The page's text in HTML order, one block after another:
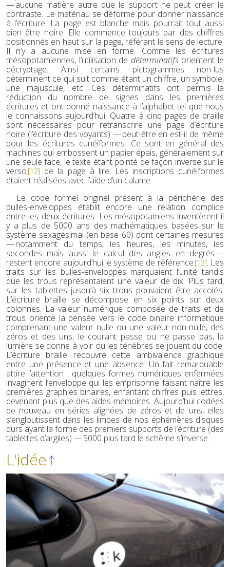
— aucune matière autre que le support ne peut créer le
contraste. Le matériau se déforme pour donner naissance
à l’écriture. La page est blanche mais pourrait tout aussi
bien être noire. Elle commence toujours par des chiffres
positionnés en haut sur la page, référant le sens de lecture.
Il n’y a aucune mise en forme. Comme les écritures
mésopotamiennes, l’utilisation de déterminatifsorientent le
décryptage. Ainsi certains pictogrammes non-lus
déterminent ce qui suit comme étant un chiffre, un symbole,
une majuscule, etc. Ces déterminatifs ont permis la
réduction du nombre de signes dans les premières
écritures et ont donné naissance à l’alphabet tel que nous
le connaissons aujourd’hui. Quatre à cinq pages de braille
sont nécessaires pour retranscrire une page d’écriture
noire (l’écriture des voyants) — peut-être en est-il de même
pour les écritures cunéiformes. Ce sont en général des
machines qui embossent un papier épais, généralement sur
une seule face, le texte étant pointé de façon inverse sur le
verso [12] de la page à lire. Les inscriptions cunéiformes
étaient réalisées avec l’aide d’un calame.
Le code formel originel présent à la périphérie des
bulles-enveloppes établit encore une relation complice
entre les deux écritures. Les mésopotamiens inventèrent il
y a plus de 5000 ans des mathématiques basées sur le
système sexagésimal (en base 60) dont certaines mesures
— notamment du temps, les heures, les minutes, les
secondes mais aussi le calcul des angles en degrés —
restent encore aujourd’hui le système de référence [13]. Les
traits sur les bulles-enveloppes marquaient l’unité tandis
que les trous représentaient une valeur de dix. Plus tard,
sur les tablettes jusqu’à six trous pouvaient être accolés.
L’écriture braille se décompose en six points sur deux
colonnes. La valeur numérique composée de traits et de
trous oriente la pensée vers le code binaire informatique
comprenant une valeur nulle ou une valeur non-nulle, des
zéros et des uns, le courant passe ou ne passe pas, la
lumière se donne à voir ou les ténèbres se jouent du code.
L’écriture braille recouvre cette ambivalence graphique
entre une présence et une absence. Un fait remarquable
attire l’attention : quelques formes numériques enfermées
invaginent l’enveloppe qui les emprisonne faisant naître les
premières graphies binaires, enfantant chiffres puis lettres,
devenant plus que des aides-mémoires. Aujourd’hui codées
de nouveau en séries alignées de zéros et de uns, elles
s’engloutissent dans les limbes de nos éphémères disques
durs ayant la forme des premiers supports de l’écriture (des
tablettes d’argiles) — 5000 plus tard le schème s’inverse.
L'idée